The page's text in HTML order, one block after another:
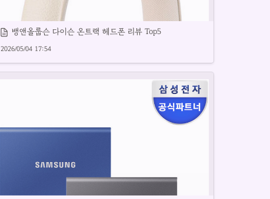
뱅앤올룹슨 다이슨 온트랙 헤드폰 리뷰 Top5
2026/05/04 17:54